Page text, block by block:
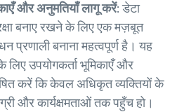
और अनुमतियाँ लागू करें:डेटा
बनाए रखने के लिए एक मज़बूत
प्रणाली बनाना महत्वपूर्ण है। यह
उपयोगकर्ता भूमिकाएँ और
करें कि केवल अधिकृत व्यक्तियों के
और कार्यक्षमताओं तक पहुँच हो।